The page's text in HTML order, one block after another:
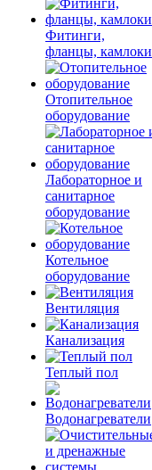
Фитинги,
фланцы, камлоки
Отопительное
оборудование
Лабораторное и
санитарное
оборудование
Котельное
оборудование
Вентиляция
Канализация
Теплый пол
Водонагреватели